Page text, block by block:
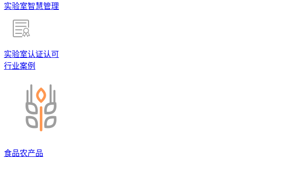
实验室智慧管理
实验室认证认可
行业案例
食品农产品